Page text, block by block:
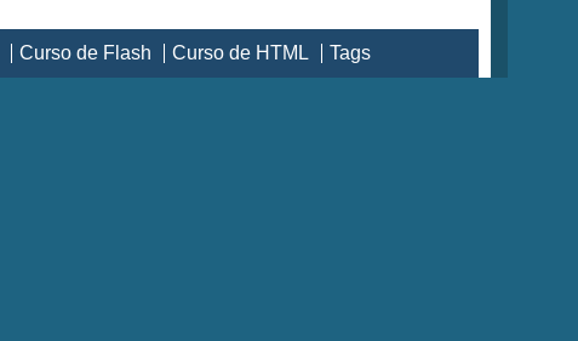
Curso de Flash Curso de HTML Tags